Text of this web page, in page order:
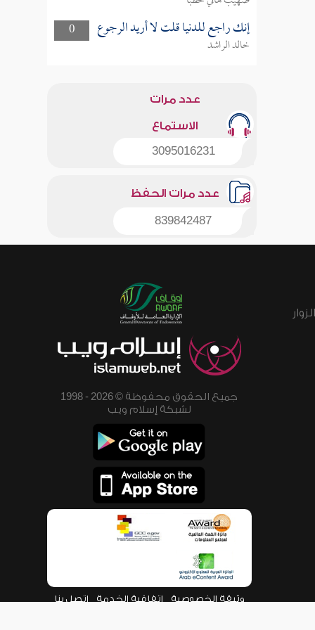
0
إنك راجع للدنيا قلت لا أريد الرجوع
خالد الراشد
عدد مرات
الاستماع
3095016231
عدد مرات الحفظ
839842487
جميع الحقوق محفوظة © 2026 - 1998
لشبكة إسلام ويب
وثيقة الخصوصية اتفاقية الخدمة اتصل بنا